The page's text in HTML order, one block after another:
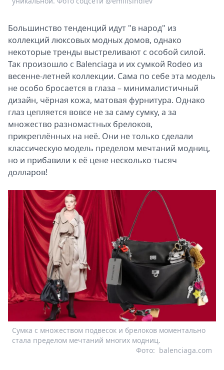
Большинство тенденций идут "в народ" из
коллекций люксовых модных домов, однако
некоторые тренды выстреливают с особой силой.
Так произошло с Balenciaga и их сумкой Rodeo из
весенне-летней коллекции. Сама по себе эта модель
не особо бросается в глаза – минималистичный
дизайн, чёрная кожа, матовая фурнитура. Однако
глаз цепляется вовсе не за саму сумку, а за
множество разномастных брелоков,
прикреплённых на неё. Они не только сделали
классическую модель пределом мечтаний модниц,
но и прибавили к её цене несколько тысяч
долларов!
Сумка с множеством подвесок и брелоков моментально
стала пределом мечтаний многих модниц.
balenciaga.com
Фото: